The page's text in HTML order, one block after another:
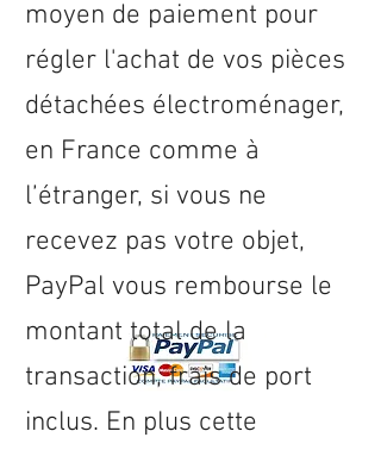
moyen de paiement pour
régler l'achat de vos pièces
détachées électroménager,
en France comme à
l’étranger, si vous ne
recevez pas votre objet,
PayPal vous rembourse le
montant total de la
transaction, frais de port
inclus. En plus cette